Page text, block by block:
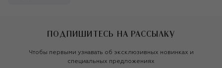
ПОДПИШИТЕСЬ НА РАССЫЛКУ
Чтобы первыми узнавать об эксклюзивных новинках и
специальных предложениях